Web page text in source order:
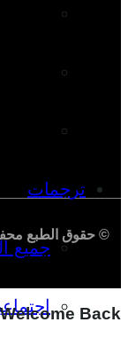
ترجمات
جميع
© حقوق الطبع
Welcome Back!